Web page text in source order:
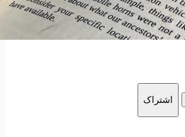
اشتراک